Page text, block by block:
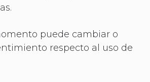
puede cambiar o
respecto al uso de